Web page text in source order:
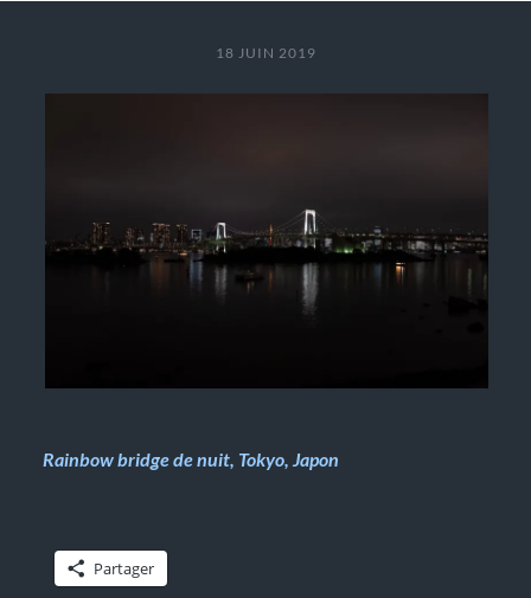
18 JUIN 2019
Rainbow bridge de nuit, Tokyo, Japon
Partager